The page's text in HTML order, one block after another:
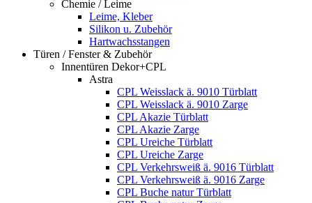
Chemie / Leime
Leime, Kleber
Silikon u. Zubehör
Hartwachsstangen
Türen / Fenster & Zubehör
Innentüren Dekor+CPL
Astra
CPL Weisslack ä. 9010 Türblatt
CPL Weisslack ä. 9010 Zarge
CPL Akazie Türblatt
CPL Akazie Zarge
CPL Ureiche Türblatt
CPL Ureiche Zarge
CPL Verkehrsweiß ä. 9016 Türblatt
CPL Verkehrsweiß ä. 9016 Zarge
CPL Buche natur Türblatt